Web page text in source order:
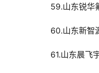
59.山东锐华
60.山东新智
61.山东晨飞